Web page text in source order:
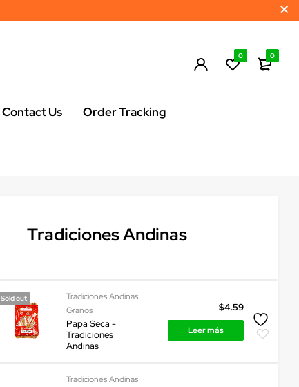
0 0
Contact Us Order Tracking
Tradiciones Andinas
Sold out
Tradiciones Andinas
Granos
Papa Seca -
Tradiciones
Andinas
$4.59
Leer más
Tradiciones Andinas